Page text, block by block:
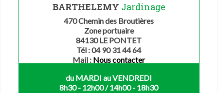
BARTHELEMY Jardinage
470 Chemin des Broutières
Zone portuaire
84130 LE PONTET
Tél : 04 90 31 44 64
Mail : Nous contacter
du MARDI au VENDREDI
8h30 - 12h00 / 14h00 - 18h30